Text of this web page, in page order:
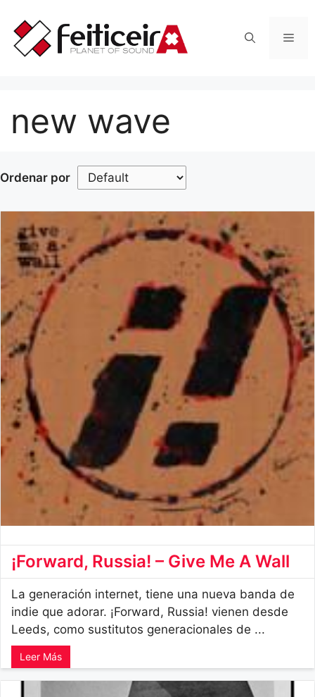
contenido
new wave
Ordenar por
¡Forward, Russia! – Give Me A Wall
La generación internet, tiene una nueva banda de
indie que adorar. ¡Forward, Russia! vienen desde
Leeds, como sustitutos generacionales de ...
Leer Más